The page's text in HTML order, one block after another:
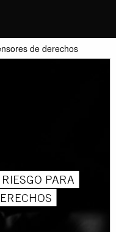
de derechos
PARA